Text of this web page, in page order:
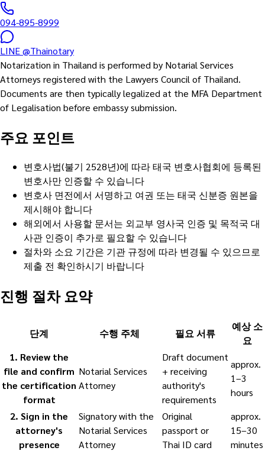
094-895-8999
LINE@Thainotary
Notarization in Thailand is performed by Notarial Services
Attorneys registered with the Lawyers Council of Thailand.
Documents are then typically legalized at the MFA Department
of Legalisation before embassy submission.
주요 포인트
변호사법(불기 2528년)에 따라 태국 변호사협회에 등록된
변호사만 인증할 수 있습니다
변호사 면전에서 서명하고 여권 또는 태국 신분증 원본을
제시해야 합니다
해외에서 사용할 문서는 외교부 영사국 인증 및 목적국 대
사관 인증이 추가로 필요할 수 있습니다
절차와 소요 기간은 기관 규정에 따라 변경될 수 있으므로
제출 전 확인하시기 바랍니다
진행 절차 요약
단계 수행 주체 필요 서류
예상 소
요
1. Review the
file and confirm
the certification
format
Notarial Services
Attorney
Draft document
+ receiving
authority's
requirements
approx.
1–3
hours
2. Sign in the
attorney's
presence
Signatory with the
Notarial Services
Attorney
Original
passport or
Thai ID card
approx.
15–30
minutes